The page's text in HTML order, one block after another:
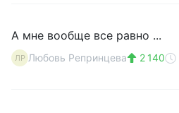
А мне вообще все равно ...
ЛР Любовь Репринцева 2 140